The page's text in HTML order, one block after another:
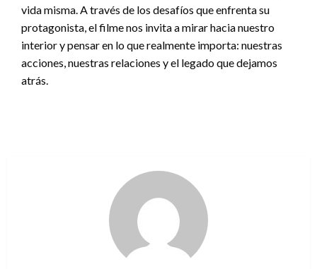
vida misma. A través de los desafíos que enfrenta su
protagonista, el filme nos invita a mirar hacia nuestro
interior y pensar en lo que realmente importa: nuestras
acciones, nuestras relaciones y el legado que dejamos
atrás.